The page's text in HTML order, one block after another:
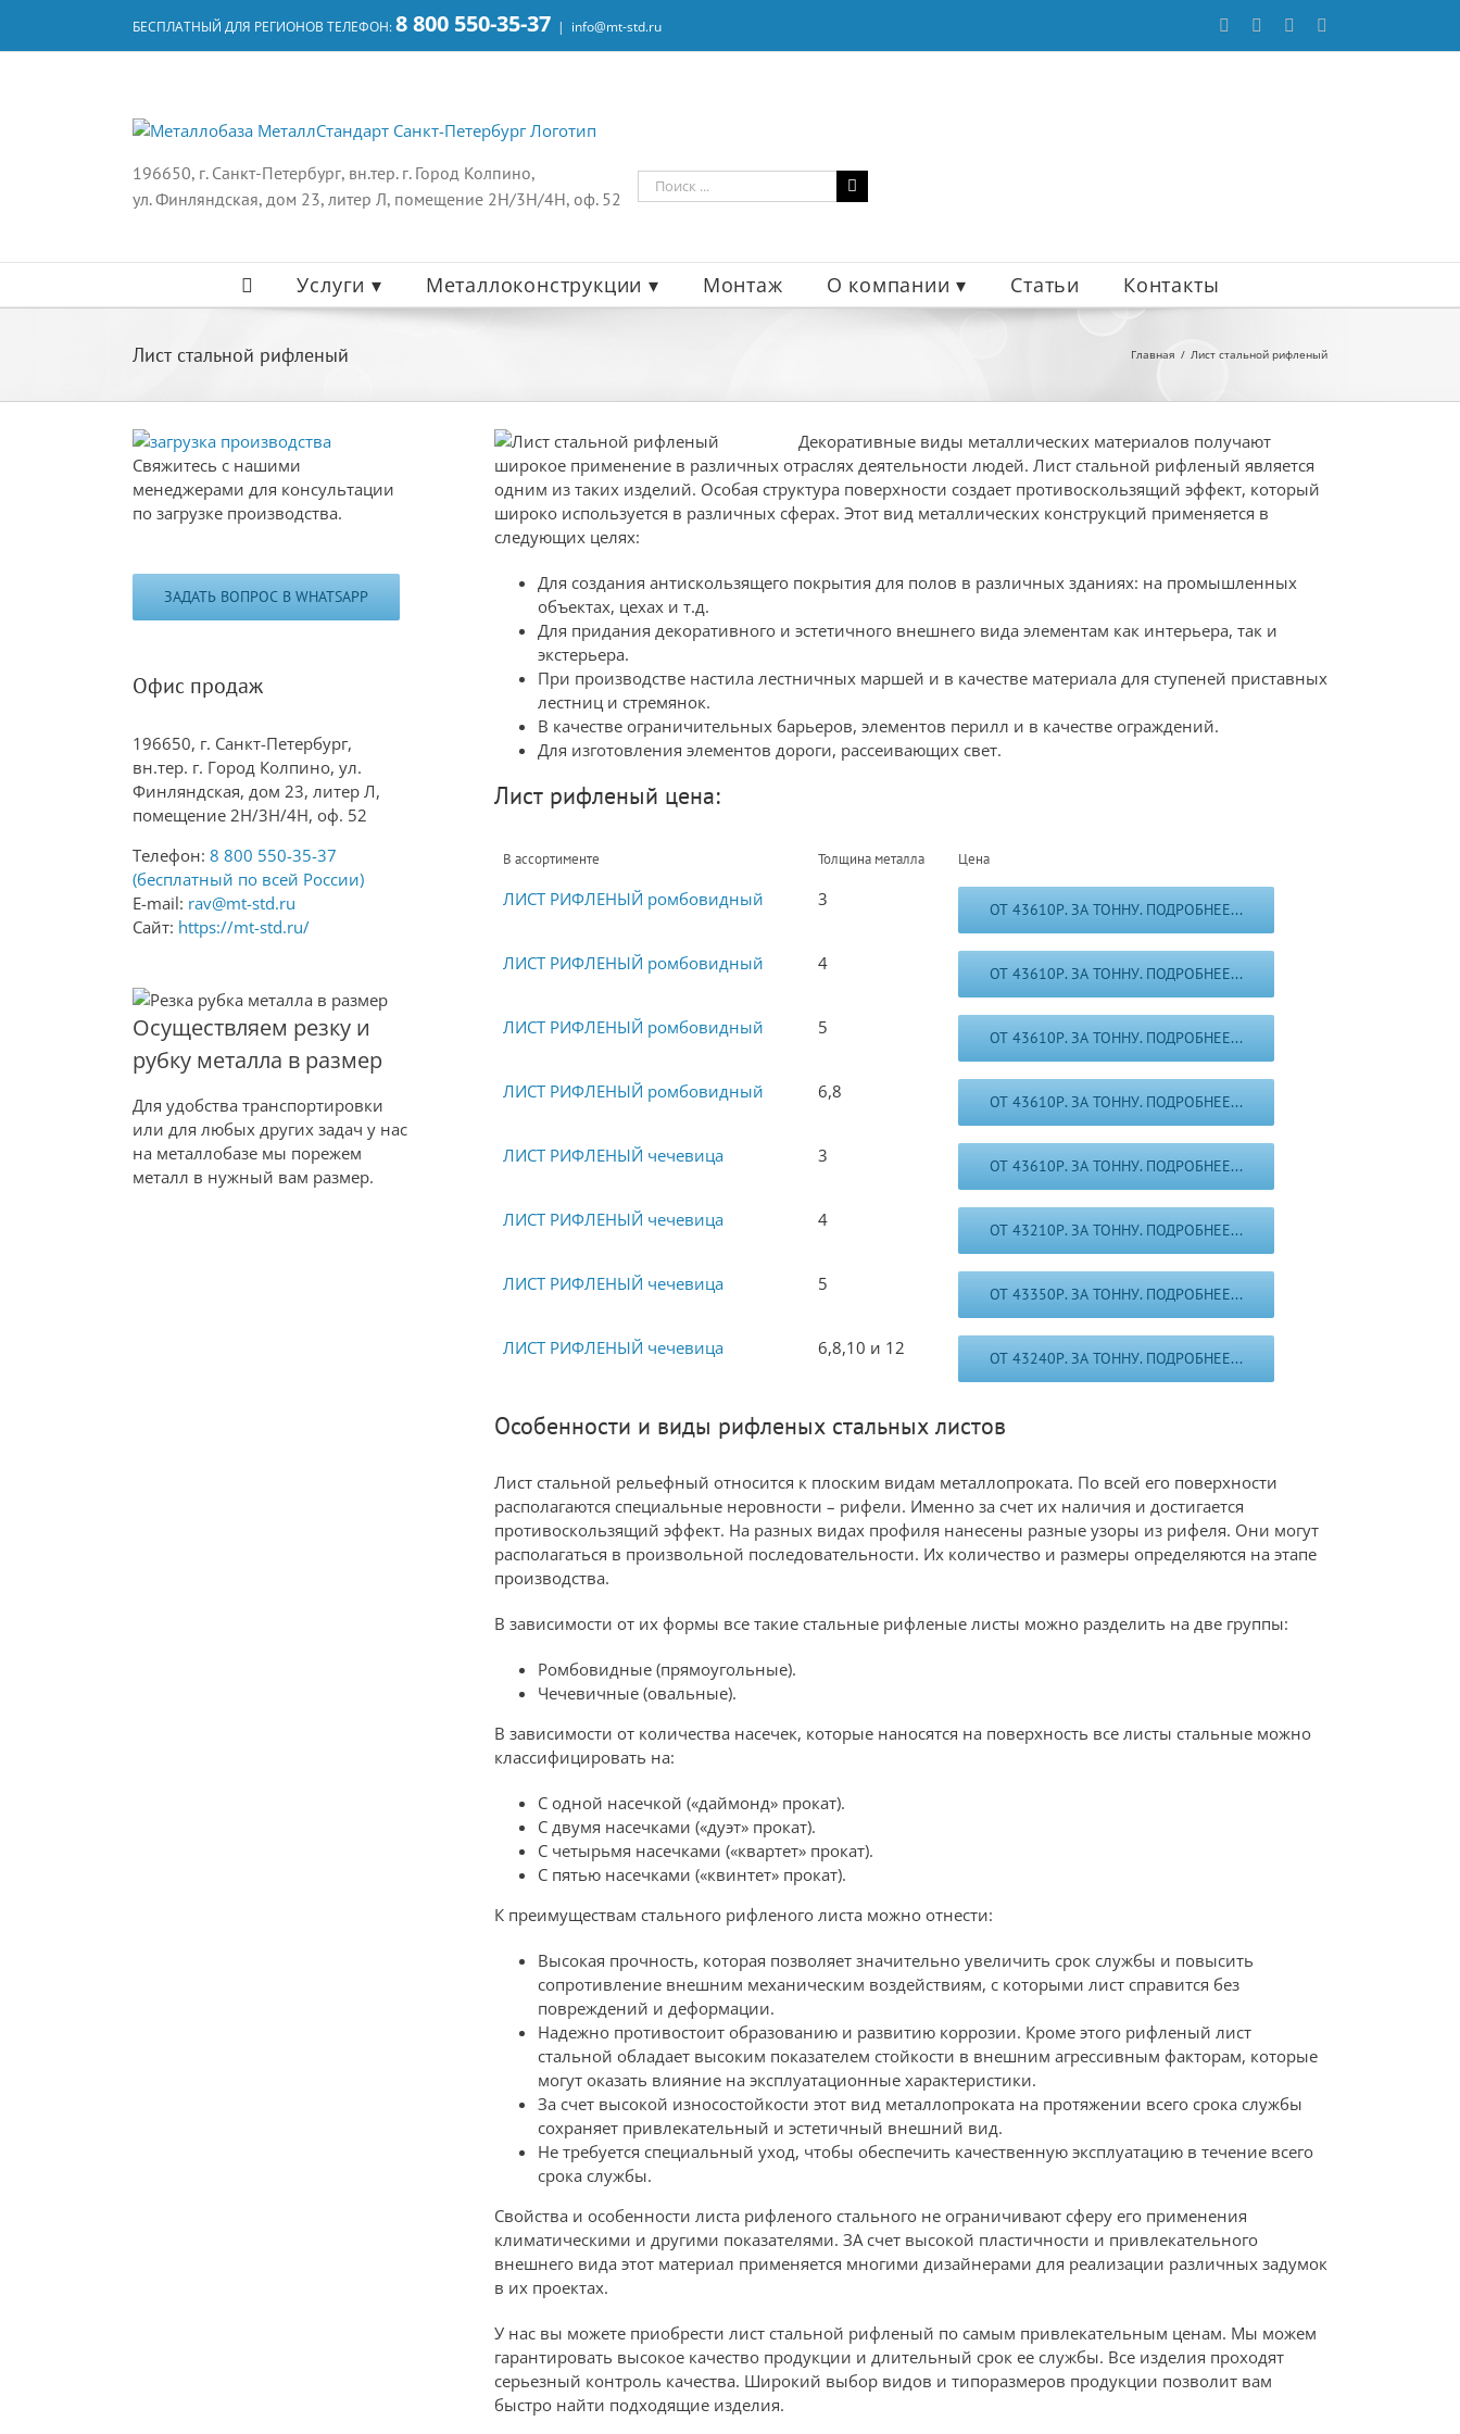
content
БЕСПЛАТНЫЙ ДЛЯ РЕГИОНОВ ТЕЛЕФОН:8 800 550-35-37 | info@mt-std.ru WhatsApp Email
196650, г. Санкт-Петербург, вн.тер. г. Город Колпино,
ул. Финляндская, дом 23, литер Л, помещение 2Н/3Н/4Н, оф. 52
Результат
поиска:
Услуги ▾ Металлоконструкции ▾ Монтаж О компании ▾ Статьи Контакты
Лист стальной рифленый Главная Лист стальной рифленый
Декоративные виды металлических материалов получают
широкое применение в различных отраслях деятельности людей. Лист стальной рифленый является
одним из таких изделий. Особая структура поверхности создает противоскользящий эффект, который
широко используется в различных сферах. Этот вид металлических конструкций применяется в
следующих целях:
Для создания антискользящего покрытия для полов в различных зданиях: на промышленных
объектах, цехах и т.д.
Для придания декоративного и эстетичного внешнего вида элементам как интерьера, так и
экстерьера.
При производстве настила лестничных маршей и в качестве материала для ступеней приставных
лестниц и стремянок.
В качестве ограничительных барьеров, элементов перилл и в качестве ограждений.
Для изготовления элементов дороги, рассеивающих свет.
Лист рифленый цена:
В ассортименте Толщина металла Цена
ЛИСТ РИФЛЕНЫЙ ромбовидный 3 ОТ 43610Р. ЗА ТОННУ. ПОДРОБНЕЕ...
ЛИСТ РИФЛЕНЫЙ ромбовидный 4 ОТ 43610Р. ЗА ТОННУ. ПОДРОБНЕЕ...
ЛИСТ РИФЛЕНЫЙ ромбовидный 5 ОТ 43610Р. ЗА ТОННУ. ПОДРОБНЕЕ...
ЛИСТ РИФЛЕНЫЙ ромбовидный 6,8 ОТ 43610Р. ЗА ТОННУ. ПОДРОБНЕЕ...
ЛИСТ РИФЛЕНЫЙ чечевица 3 ОТ 43610Р. ЗА ТОННУ. ПОДРОБНЕЕ...
ЛИСТ РИФЛЕНЫЙ чечевица 4 ОТ 43210Р. ЗА ТОННУ. ПОДРОБНЕЕ...
ЛИСТ РИФЛЕНЫЙ чечевица 5 ОТ 43350Р. ЗА ТОННУ. ПОДРОБНЕЕ...
ЛИСТ РИФЛЕНЫЙ чечевица 6,8,10 и 12 ОТ 43240Р. ЗА ТОННУ. ПОДРОБНЕЕ...
Особенности и виды рифленых стальных листов
Лист стальной рельефный относится к плоским видам металлопроката. По всей его поверхности
располагаются специальные неровности – рифели. Именно за счет их наличия и достигается
противоскользящий эффект. На разных видах профиля нанесены разные узоры из рифеля. Они могут
располагаться в произвольной последовательности. Их количество и размеры определяются на этапе
производства.
В зависимости от их формы все такие стальные рифленые листы можно разделить на две группы:
Ромбовидные (прямоугольные).
Чечевичные (овальные).
В зависимости от количества насечек, которые наносятся на поверхность все листы стальные можно
классифицировать на:
С одной насечкой («даймонд» прокат).
С двумя насечками («дуэт» прокат).
С четырьмя насечками («квартет» прокат).
С пятью насечками («квинтет» прокат).
К преимуществам стального рифленого листа можно отнести:
Высокая прочность, которая позволяет значительно увеличить срок службы и повысить
сопротивление внешним механическим воздействиям, с которыми лист справится без
повреждений и деформации.
Надежно противостоит образованию и развитию коррозии. Кроме этого рифленый лист
стальной обладает высоким показателем стойкости в внешним агрессивным факторам, которые
могут оказать влияние на эксплуатационные характеристики.
За счет высокой износостойкости этот вид металлопроката на протяжении всего срока службы
сохраняет привлекательный и эстетичный внешний вид.
Не требуется специальный уход, чтобы обеспечить качественную эксплуатацию в течение всего
срока службы.
Свойства и особенности листа рифленого стального не ограничивают сферу его применения
климатическими и другими показателями. ЗА счет высокой пластичности и привлекательного
внешнего вида этот материал применяется многими дизайнерами для реализации различных задумок
в их проектах.
У нас вы можете приобрести лист стальной рифленый по самым привлекательным ценам. Мы можем
гарантировать высокое качество продукции и длительный срок ее службы. Все изделия проходят
серьезный контроль качества. Широкий выбор видов и типоразмеров продукции позволит вам
быстро найти подходящие изделия.
Свяжитесь с нашими
менеджерами для консультации
по загрузке производства.
ЗАДАТЬ ВОПРОС В WHATSAPP
Офис продаж
196650, г. Санкт-Петербург,
вн.тер. г. Город Колпино, ул.
Финляндская, дом 23, литер Л,
помещение 2Н/3Н/4Н, оф. 52
Телефон: 8 800 550-35-37
(бесплатный по всей России)
E-mail: rav@mt-std.ru
Сайт: https://mt-std.ru/
Осуществляем резку и
рубку металла в размер
Для удобства транспортировки
или для любых других задач у нас
на металлобазе мы порежем
металл в нужный вам размер.